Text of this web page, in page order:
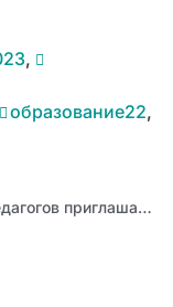
,
образование22,
Педагогов приглашают принять участие во Всероссийском конкурсе «Магнит футбола»